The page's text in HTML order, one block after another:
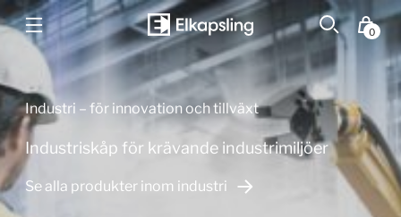
0
Industri – för innovation och tillväxt
Industriskåp för krävande industrimiljöer
Se alla produkter inom industri